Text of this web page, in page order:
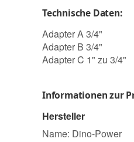
Technische Daten:
Adapter A 3/4"
Adapter B 3/4"
Adapter C 1" zu 3/4"
Informationen zur
Hersteller
Name: Dino-Power